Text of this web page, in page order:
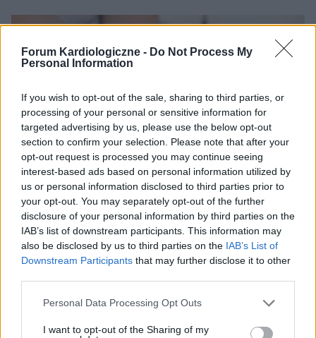
Forum Kardiologiczne - Do Not Process My
Personal Information
If you wish to opt-out of the sale, sharing to third parties, or
processing of your personal or sensitive information for
targeted advertising by us, please use the below opt-out
section to confirm your selection. Please note that after your
opt-out request is processed you may continue seeing
interest-based ads based on personal information utilized by
us or personal information disclosed to third parties prior to
your opt-out. You may separately opt-out of the further
disclosure of your personal information by third parties on the
IAB’s list of downstream participants. This information may
also be disclosed by us to third parties on the IAB’s List of
Downstream Participants that may further disclose it to other
Personal Data Processing Opt Outs
I want to opt-out of the Sharing of my
NADCIŚNIENIE
Wszystko co trzeba wiedzieć o nadciśnieniu tętniczym
Szacowana liczba chorych w Europie na nadciśnienie
tętnicze wynosi ok 150 milionów, co oznacza, że co czwarta
osoba w populacji choruje na nadciśnienie tętnicze. Według